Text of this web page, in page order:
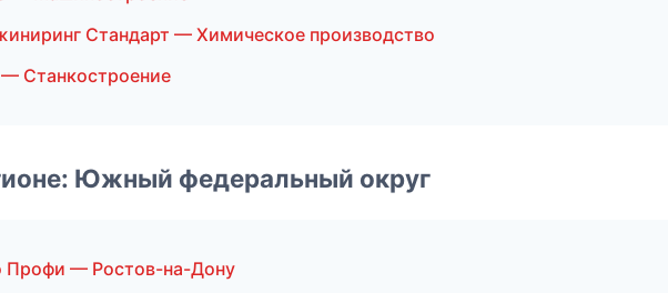
Стандарт — Химическое производство
Станкостроение
Южный федеральный округ
Профи — Ростов-на-Дону